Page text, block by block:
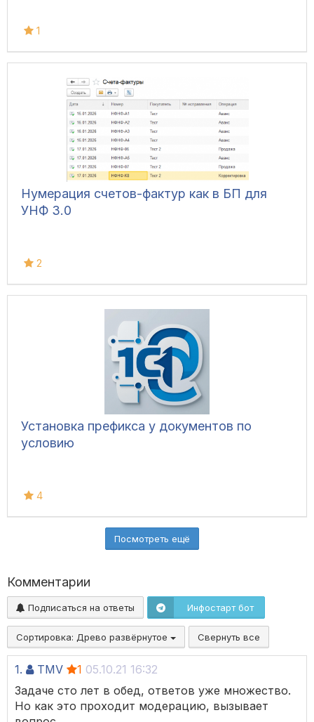
1
Нумерация счетов-фактур как в БП для
УНФ 3.0
2
Установка префикса у документов по
условию
4
Посмотреть ещё
Комментарии
Подписаться на ответы Инфостарт бот
Сортировка: Древо развёрнутое Свернуть все
1. TMV 1 05.10.21 16:32
Задаче сто лет в обед, ответов уже множество.
Но как это проходит модерацию, вызывает